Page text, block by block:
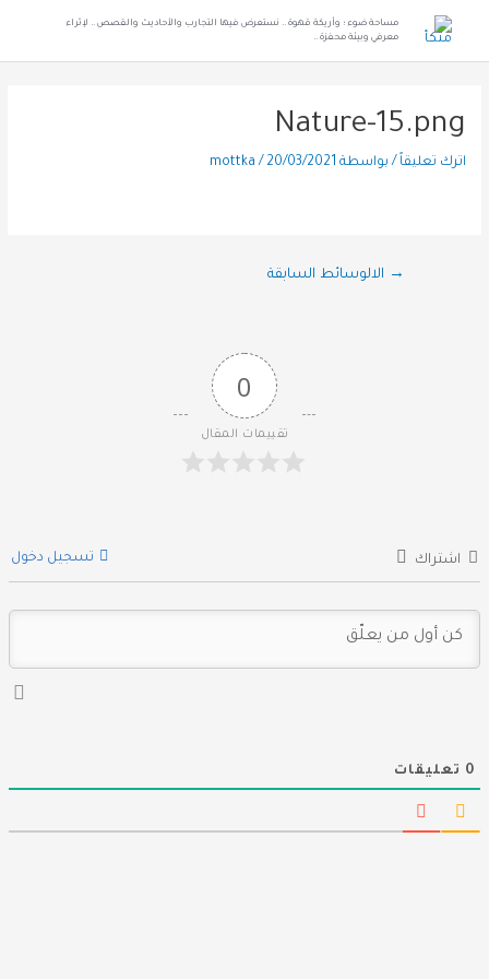
مساحة ضوء ؛ وأريكة قهوة .. نستعرض فيها التجارب والأحاديث والقصص .. لإثراء
معرفي وبيئة محفزة ..
Nature-15.png
اترك تعليقاً / بواسطة mottka/ 20/03/2021
→ الالوسائط السابقة
0
تقييمات المقال
اشتراك تسجيل دخول
0 تعليقات